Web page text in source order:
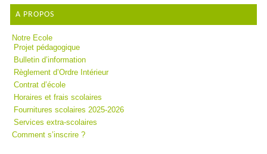
A PROPOS
Notre Ecole
Projet pédagogique
Bulletin d’information
Règlement d’Ordre Intérieur
Contrat d’école
Horaires et frais scolaires
Fournitures scolaires 2025-2026
Services extra-scolaires
Comment s’inscrire ?